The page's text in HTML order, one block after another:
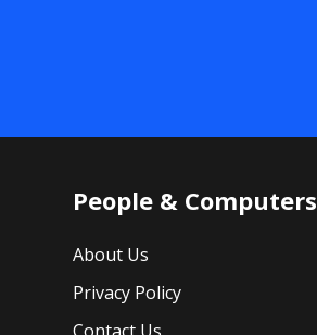
People & Computers
About Us
Privacy Policy